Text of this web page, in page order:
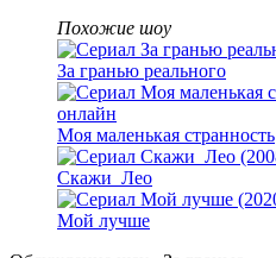
Похожие шоу
За гранью реального
Моя маленькая странность
Скажи_Лео
Мой лучше